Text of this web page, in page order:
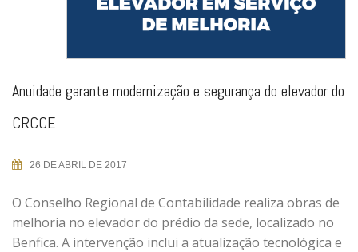
Anuidade garante modernização e segurança do elevador do
CRCCE
26 DE ABRIL DE 2017
O Conselho Regional de Contabilidade realiza obras de
melhoria no elevador do prédio da sede, localizado no
Benfica. A intervenção inclui a atualização tecnológica e